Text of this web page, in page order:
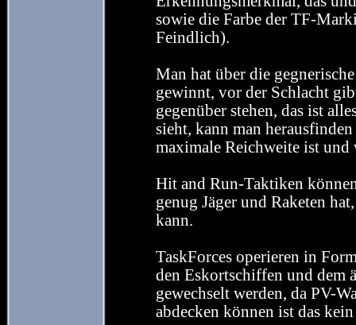
sowie die Farbe der TF-
Feindlich).
Man hat über die
gewinnt, vor der Schlacht
gegenüber stehen, das ist
sieht, kann man
maximale Reichweite ist und
Hit and Run-Taktiken
genug Jäger und Raketen
kann.
TaskForces operieren in
den Eskortschiffen und dem
gewechselt werden, da PV-
abdecken können ist das